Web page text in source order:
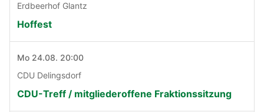
Erdbeerhof Glantz
Hoffest
Mo 24.08. 20:00
CDU Delingsdorf
CDU-Treff / mitgliederoffene Fraktionssitzung